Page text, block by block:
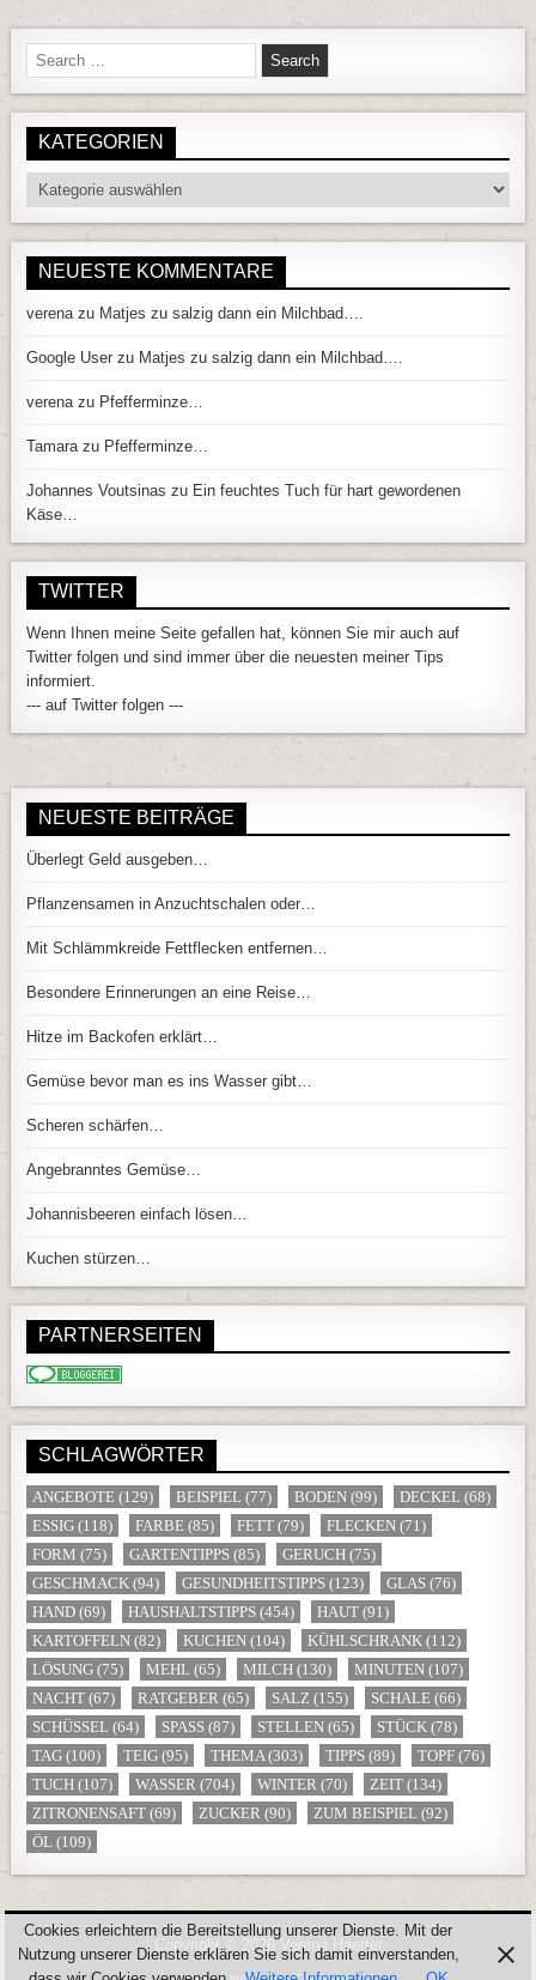
Search for:
KATEGORIEN
Kategorien
NEUESTE KOMMENTARE
verenazu Matjes zu salzig dann ein Milchbad….
Google User zu Matjes zu salzig dann ein Milchbad….
verenazu Pfefferminze…
Tamarazu Pfefferminze…
Johannes Voutsinas zu Ein feuchtes Tuch für hart gewordenen
Käse…
TWITTER
Wenn Ihnen meine Seite gefallen hat, können Sie mir auch auf
Twitter folgen und sind immer über die neuesten meiner Tips
informiert.
--- auf Twitter folgen ---
NEUESTE BEITRÄGE
Überlegt Geld ausgeben…
Pflanzensamen in Anzuchtschalen oder…
Mit Schlämmkreide Fettflecken entfernen…
Besondere Erinnerungen an eine Reise…
Hitze im Backofen erklärt…
Gemüse bevor man es ins Wasser gibt…
Scheren schärfen…
Angebranntes Gemüse…
Johannisbeeren einfach lösen…
Kuchen stürzen…
PARTNERSEITEN
SCHLAGWÖRTER
ANGEBOTE (129) BEISPIEL (77) BODEN (99) DECKEL (68)
ESSIG (118) FARBE (85) FETT (79) FLECKEN (71)
FORM (75) GARTENTIPPS (85) GERUCH (75)
GESCHMACK (94) GESUNDHEITSTIPPS (123) GLAS (76)
HAND (69) HAUSHALTSTIPPS (454) HAUT (91)
KARTOFFELN (82) KUCHEN (104) KÜHLSCHRANK (112)
LÖSUNG (75) MEHL (65) MILCH (130) MINUTEN (107)
NACHT (67) RATGEBER (65) SALZ (155) SCHALE (66)
SCHÜSSEL (64) SPASS (87) STELLEN (65) STÜCK (78)
TAG (100) TEIG (95) THEMA(303) TIPPS (89) TOPF (76)
TUCH (107) WASSER (704) WINTER (70) ZEIT (134)
ZITRONENSAFT (69) ZUCKER (90) ZUM BEISPIEL (92)
ÖL (109)
Copyright © 2026 Verena Haerter
Cookies erleichtern die Bereitstellung unserer Dienste. Mit der
Nutzung unserer Dienste erklären Sie sich damit einverstanden,